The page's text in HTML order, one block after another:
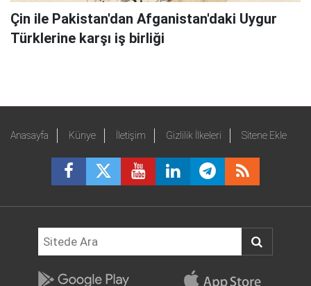
Çin ile Pakistan'dan Afganistan'daki Uygur
Türklerine karşı iş birliği
Anasayfa Künye İletişim Gizlilik İlkeleri Sitene Ekle